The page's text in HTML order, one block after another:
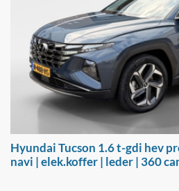
Hyundai Tucson 1.6 t-gdi hev
navi | elek.koffer | leder | 360